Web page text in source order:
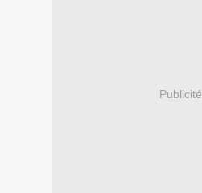
Publicité